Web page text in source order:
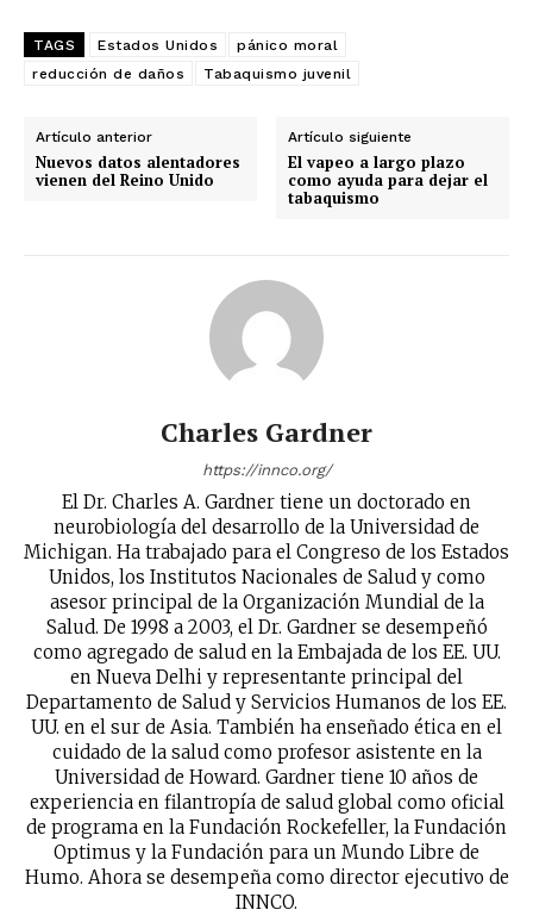
TAGS Estados Unidos
pánico moral
reducción de daños
Tabaquismo juvenil
Artículo anterior
Nuevos datos alentadores
vienen del Reino Unido
Artículo siguiente
El vapeo a largo plazo
como ayuda para dejar el
tabaquismo
Charles Gardner
https://innco.org/
El Dr. Charles A. Gardner tiene un doctorado en
neurobiología del desarrollo de la Universidad de
Michigan. Ha trabajado para el Congreso de los Estados
Unidos, los Institutos Nacionales de Salud y como
asesor principal de la Organización Mundial de la
Salud. De 1998 a 2003, el Dr. Gardner se desempeñó
como agregado de salud en la Embajada de los EE. UU.
en Nueva Delhi y representante principal del
Departamento de Salud y Servicios Humanos de los EE.
UU. en el sur de Asia. También ha enseñado ética en el
cuidado de la salud como profesor asistente en la
Universidad de Howard. Gardner tiene 10 años de
experiencia en filantropía de salud global como oficial
de programa en la Fundación Rockefeller, la Fundación
Optimus y la Fundación para un Mundo Libre de
Humo. Ahora se desempeña como director ejecutivo de
INNCO.